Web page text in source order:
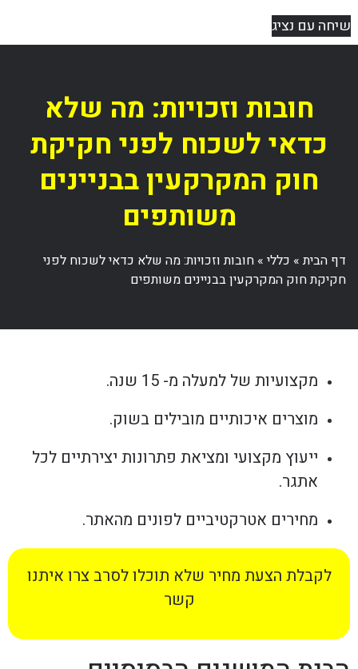
שיחה עם נציג
חובות וזכויות: מה שלא
כדאי לשכוח לפני חקיקת
חוק המקרקעין בבניינים
משותפים
דף הבית» כללי» חובות וזכויות: מה שלא כדאי לשכוח לפני
חקיקת חוק המקרקעין בבניינים משותפים
מקצועיות של למעלה מ- 15 שנה.
מוצרים איכותיים מובילים בשוק.
ייעוץ מקצועי ומציאת פתרונות יצירתיים לכל
אתגר.
מחירים אטרקטיביים לפונים מהאתר.
לקבלת הצעת מחיר שלא תוכלו לסרב צרו איתנו
קשר